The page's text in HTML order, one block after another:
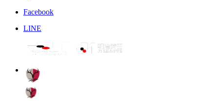
Facebook
LINE